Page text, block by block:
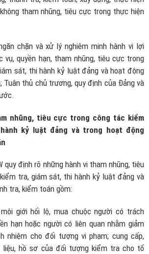
tham nhũng, tiêu cực trong thực hiện
chặn và xử lý nghiêm minh hành vi lợi
vụ, quyền hạn, tham nhũng, tiêu cực trong
sát, thi hành kỷ luật đảng và hoạt động
Tuân thủ chủ trương, quy định của Đảng và
nhũng, tiêu cực trong công tác kiểm
kỷ luật đảng và trong hoạt động
quy định rõ những hành vi tham nhũng, tiêu
tra, giám sát, thi hành kỷ luật đảng và
tra, kiểm toán gồm:
giới hối lộ, mua chuộc người có trách
hạn hoặc người có liên quan nhằm giảm
nhiệm cho đối tượng vi phạm; cung cấp,
hồ sơ của đối tượng kiểm tra cho tổ